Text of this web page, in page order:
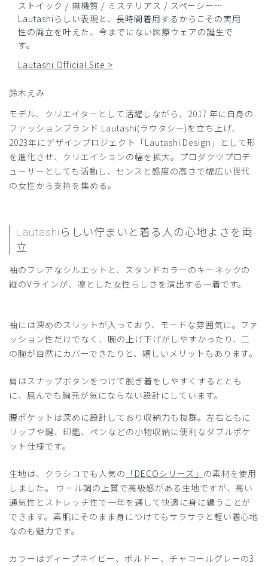
ストイック / 無機質 / ミステリアス / スペーシー…
Lautashiらしい表現と、長時間着用するからこその実用
性の両立を叶えた、今までにない医療ウェアの誕生で
す。
Lautashi Official Site >
鈴木えみ
モデル、クリエイターとして活躍しながら、2017 年に自身の
ファッションブランド Lautashi(ラウタシー)を立ち上げ、
2023年にデザインプロジェクト「Lautashi Design」として形
を進化させ、クリエイションの幅を拡大。プロダクツプロデ
ューサーとしても活動し、センスと感度の高さで幅広い世代
の女性から支持を集める。
Lautashiらしい佇まいと着る人の心地よさを両
立
袖のフレアなシルエットと、スタンドカラーのキーネックの
縦のVラインが、凛とした女性らしさを演出する一着です。
袖には深めのスリットが入っており、モードな雰囲気に。ファ
ッション性だけでなく、腕の上げ下げがしやすかったり、二
の腕が自然にカバーできたりと、嬉しいメリットもあります。
肩はスナップボタンをつけて脱ぎ着をしやすくするととも
に、屈んでも胸元が気にならない設計にしています。
腰ポケットは深めに設計しており収納力も抜群。左右ともに
リップや鍵、印鑑、ペンなどの小物収納に便利なダブルポケ
ット仕様です。
生地は、クラシコでも人気の 「DECOシリーズ」 の素材を使用
しました。 ウール調の上質で高級感がある生地ですが、高い
通気性とストレッチ性で一年を通して快適に身に纏うことが
できます。素肌にそのまま身につけてもサラサラと軽い着心地
なのも魅力です。
カラーはディープネイビー、ボルドー、チャコールグレーの3